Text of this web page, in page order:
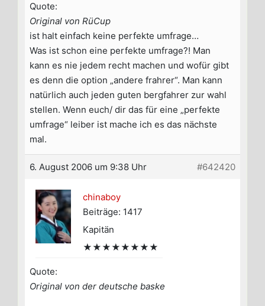
Quote:
Original von RüCup
ist halt einfach keine perfekte umfrage…
Was ist schon eine perfekte umfrage?! Man
kann es nie jedem recht machen und wofür gibt
es denn die option „andere frahrer“. Man kann
natürlich auch jeden guten bergfahrer zur wahl
stellen. Wenn euch/ dir das für eine „perfekte
umfrage“ leiber ist mache ich es das nächste
mal.
6. August 2006 um 9:38 Uhr #642420
chinaboy
Beiträge: 1417
Kapitän
★★★★★★★★
Quote:
Original von der deutsche baske